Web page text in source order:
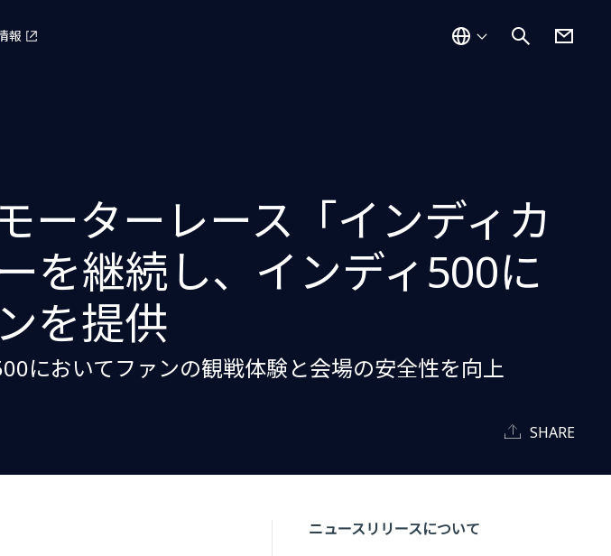
報
ーターレース「インディカ
を継続し、インディ500に
を提供
においてファンの観戦体験と会場の安全性を向上
SHARE
ニュースリリースについて